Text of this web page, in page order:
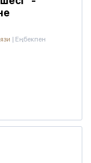
| Еңбекпен